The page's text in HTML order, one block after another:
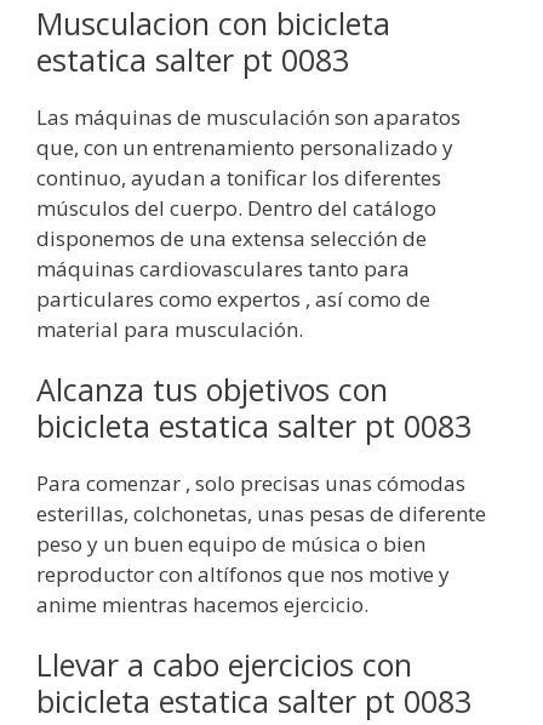
Musculacion con bicicleta
estatica salter pt 0083
Las máquinas de musculación son aparatos
que, con un entrenamiento personalizado y
continuo, ayudan a tonificar los diferentes
músculos del cuerpo. Dentro del catálogo
disponemos de una extensa selección de
máquinas cardiovasculares tanto para
particulares como expertos , así como de
material para musculación.
Alcanza tus objetivos con
bicicleta estatica salter pt 0083
Para comenzar , solo precisas unas cómodas
esterillas, colchonetas, unas pesas de diferente
peso y un buen equipo de música o bien
reproductor con altífonos que nos motive y
anime mientras hacemos ejercicio.
Llevar a cabo ejercicios con
bicicleta estatica salter pt 0083